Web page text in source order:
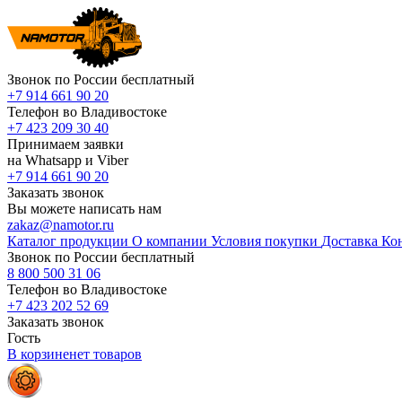
Звонок по России бесплатный
+7 914 661 90 20
Телефон во Владивостоке
+7 423 209 30 40
Принимаем заявки
на Whatsapp и Viber
+7 914 661 90 20
Заказать звонок
Вы можете написать нам
zakaz@namotor.ru
Каталог продукции О компании Условия покупки Доставка
Звонок по России бесплатный
8 800 500 31 06
Телефон во Владивостоке
+7 423 202 52 69
Заказать звонок
Гость
В корзиненет товаров